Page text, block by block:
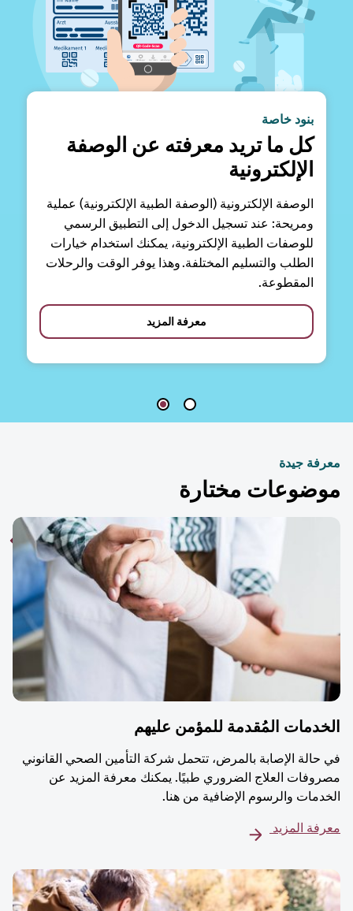
بنود خاصة
كل ما تريد معرفته عن الوصفة
الإلكترونية
الوصفة الإلكترونية (الوصفة الطبية الإلكترونية) عملية
ومريحة: عند تسجيل الدخول إلى التطبيق الرسمي
للوصفات الطبية الإلكترونية، يمكنك استخدام خيارات
الطلب والتسليم المختلفة. وهذا يوفر الوقت والرحلات
المقطوعة.
معرفة المزيد
جيدة
مختارة
المُقدمة للمؤمن عليهم
الإصابة بالمرض، تتحمل شركة التأمين الصحي القانوني
العلاج الضروري طبيًا. يمكنك معرفة المزيد عن
والرسوم الإضافية من هنا.
المزيد